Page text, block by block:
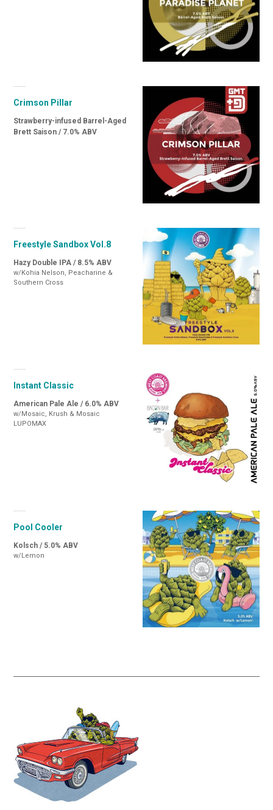
Crimson Pillar
Strawberry-infused Barrel-Aged
Brett Saison / 7.0% ABV
Freestyle Sandbox Vol.8
Hazy Double IPA / 8.5% ABV
w/Kohia Nelson, Peacharine &
Southern Cross
Instant Classic
American Pale Ale / 6.0% ABV
w/Mosaic, Krush & Mosaic
LUPOMAX
Pool Cooler
Kolsch / 5.0% ABV
w/Lemon